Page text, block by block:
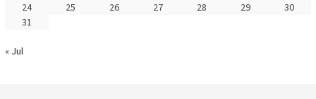
24
25 26 27 28 29
30
31
« Jul